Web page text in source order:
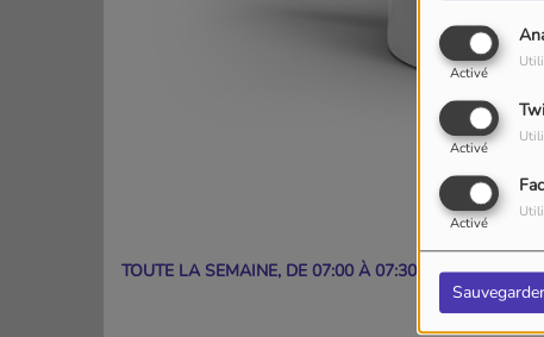
Activé
Activé
Activé
Sauvegarder
TOUTE LA SEMAINE, DE 07:00 À 07:30